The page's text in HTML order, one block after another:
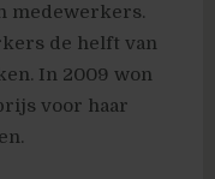
medewerkers.
de helft van
In 2009 won
voor haar